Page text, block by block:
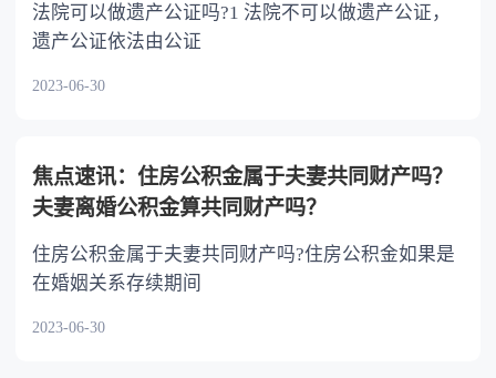
法院可以做遗产公证吗?1 法院不可以做遗产公证，
遗产公证依法由公证
2023-06-30
焦点速讯：住房公积金属于夫妻共同财产吗？
夫妻离婚公积金算共同财产吗？
住房公积金属于夫妻共同财产吗?住房公积金如果是
在婚姻关系存续期间
2023-06-30